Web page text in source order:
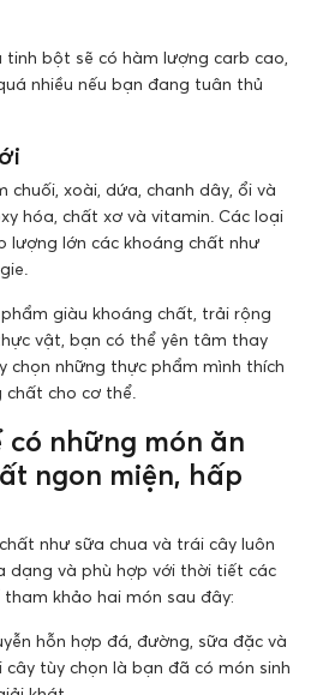
tinh bột sẽ có hàm lượng carb cao,
nhiều nếu bạn đang tuân thủ
chuối, xoài, dứa, chanh dây, ổi và
hóa, chất xơ và vitamin. Các loại
lượng lớn các khoáng chất như
giàu khoáng chất, trải rộng
vật, bạn có thể yên tâm thay
chọn những thực phẩm mình thích
cho cơ thể.
có những món ăn
ngon miện, hấp
như sữa chua và trái cây luôn
dạng và phù hợp với thời tiết các
khảo hai món sau đây:
hỗn hợp đá, đường, sữa đặc và
tùy chọn là bạn đã có món sinh